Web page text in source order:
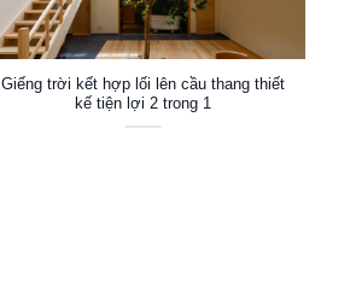
Giếng trời kết hợp lối lên cầu thang thiết
kế tiện lợi 2 trong 1